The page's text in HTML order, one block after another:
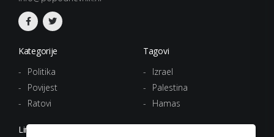
Kategorije
Politika
Povijest
Ratovi
Tagovi
Izrael
Palestina
Hamas
Linkovi